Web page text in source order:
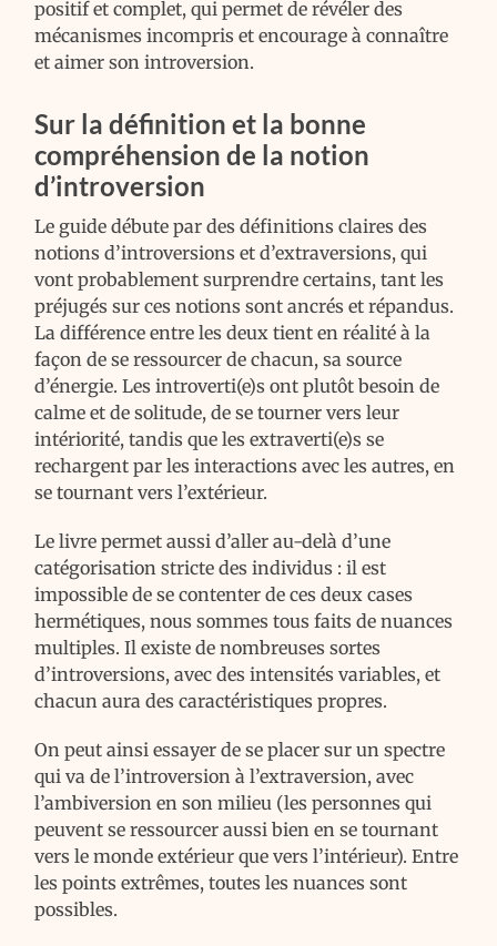
positif et complet, qui permet de révéler des
mécanismes incompris et encourage à connaître
et aimer son introversion.
Sur la définition et la bonne
compréhension de la notion
d’introversion
Le guide débute par des définitions claires des
notions d’introversions et d’extraversions, qui
vont probablement surprendre certains, tant les
préjugés sur ces notions sont ancrés et répandus.
La différence entre les deux tient en réalité à la
façon de se ressourcer de chacun, sa source
d’énergie. Les introverti(e)s ont plutôt besoin de
calme et de solitude, de se tourner vers leur
intériorité, tandis que les extraverti(e)s se
rechargent par les interactions avec les autres, en
se tournant vers l’extérieur.
Le livre permet aussi d’aller au-delà d’une
catégorisation stricte des individus : il est
impossible de se contenter de ces deux cases
hermétiques, nous sommes tous faits de nuances
multiples. Il existe de nombreuses sortes
d’introversions, avec des intensités variables, et
chacun aura des caractéristiques propres.
On peut ainsi essayer de se placer sur un spectre
qui va de l’introversion à l’extraversion, avec
l’ambiversion en son milieu (les personnes qui
peuvent se ressourcer aussi bien en se tournant
vers le monde extérieur que vers l’intérieur). Entre
les points extrêmes, toutes les nuances sont
possibles.